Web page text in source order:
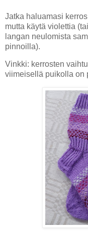
Jatka haluamasi
mutta käytä violettia
langan neulomista
pinnoilla).
Vinkki: kerrosten
viimeisellä puikolla on